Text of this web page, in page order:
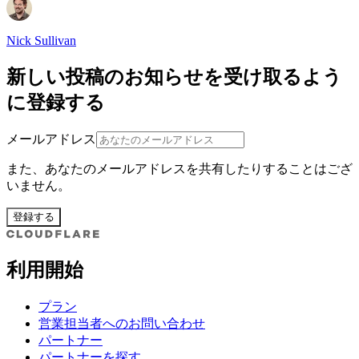
Nick Sullivan
新しい投稿のお知らせを受け取るよう
に登録する
メールアドレス
また、あなたのメールアドレスを共有したりすることはござ
いません。
登録する
利用開始
プラン
営業担当者へのお問い合わせ
パートナー